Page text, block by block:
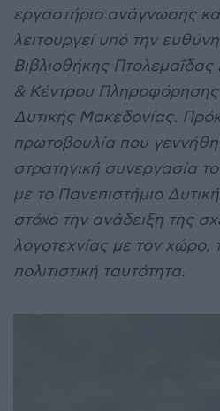
εργαστήριο ανάγνωσης
λειτουργεί υπό την
Βιβλιοθήκης Πτολεμαΐδας
& Κέντρου Πληροφόρησης
Δυτικής Μακεδονίας.
πρωτοβουλία που
στρατηγική συνεργασία
με το Πανεπιστήμιο
στόχο την ανάδειξη της
λογοτεχνίας με τον χώρο,
πολιτιστική ταυτότητα.